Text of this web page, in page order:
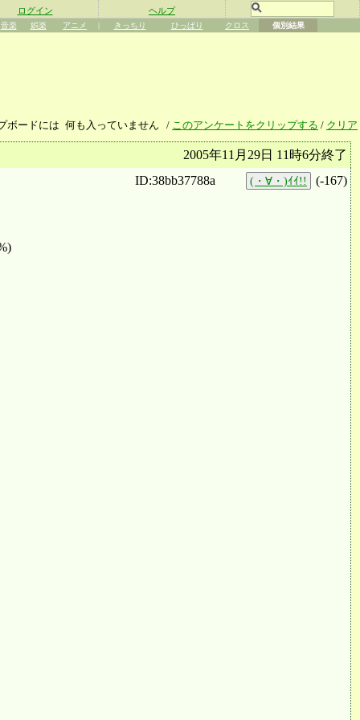
ログイン ヘルプ
音楽 娯楽 アニメ | きっちり ひっぱり クロス 個別結果
ボードには 何も入っていません / このアンケートをクリップする / クリア
2005年11月29日 11時6分終了
ID:38bb37788a
(・∀・)ｲｲ!! (-167)